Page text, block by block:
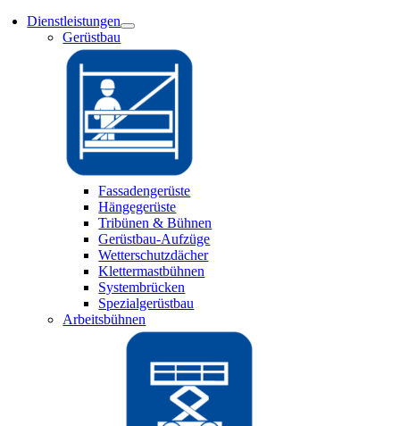
Dienstleistungen
Gerüstbau
Fassadengerüste
Hängegerüste
Tribünen & Bühnen
Gerüstbau-Aufzüge
Wetterschutzdächer
Klettermastbühnen
Systembrücken
Spezialgerüstbau
Arbeitsbühnen